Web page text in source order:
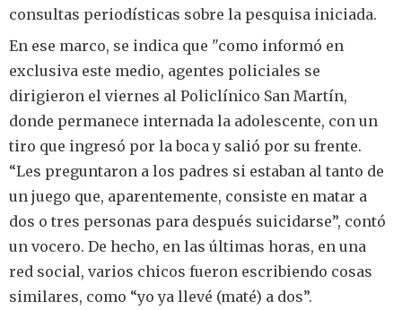
consultas periodísticas sobre la pesquisa iniciada.
En ese marco, se indica que "como informó en
exclusiva este medio, agentes policiales se
dirigieron el viernes al Policlínico San Martín,
donde permanece internada la adolescente, con un
tiro que ingresó por la boca y salió por su frente.
“Les preguntaron a los padres si estaban al tanto de
un juego que, aparentemente, consiste en matar a
dos o tres personas para después suicidarse”, contó
un vocero. De hecho, en las últimas horas, en una
red social, varios chicos fueron escribiendo cosas
similares, como “yo ya llevé (maté) a dos”.